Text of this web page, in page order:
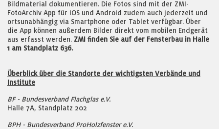
Bildmaterial dokumentieren. Die Fotos sind mit der ZMI-
FotoArchiv App für iOS und Android zudem auch jederzeit und
ortsunabhängig via Smartphone oder Tablet verfügbar. Über
die App können außerdem Bilder direkt vom mobilen Endgerät
aus erfasst werden. ZMI finden Sie auf der Fensterbau in Halle
1 am Standplatz 636.
Überblick über die Standorte der wichtigsten Verbände und
Institute
BF - Bundesverband Flachglas e.V.
Halle 7A, Standplatz 202
BPH - Bundesverband ProHolzfenster e.V.